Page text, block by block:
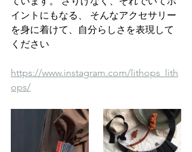
イントにもなる、 そんなアクセサリー
を身に着けて、自分らしさを表現して
ください
https://www.instagram.com/lithops_lith
ops/